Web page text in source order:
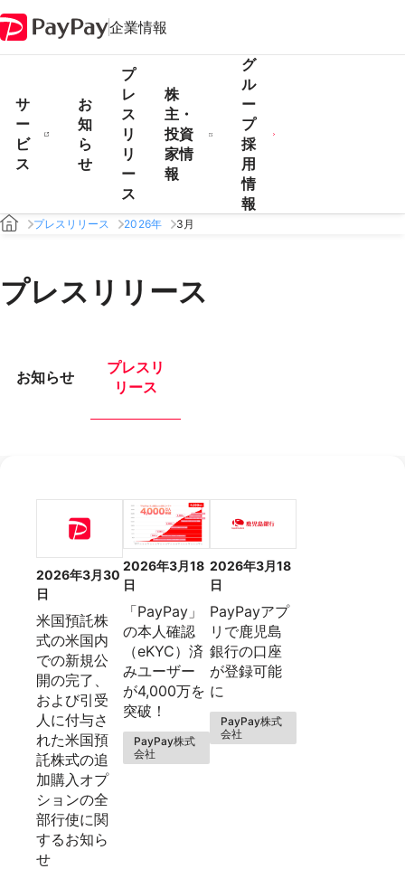
企業情報
サ
ー
ビ
ス
お
知
ら
せ
プ
レ
ス
リ
リ
ー
ス
株
主・
投資
家情
報
グ
ル
ー
プ
採
用
情
報
プレスリリース 2026年 3月
プレスリリース
お知らせ
プレスリ
リース
2026年3月30
日
米国預託株
式の米国内
での新規公
開の完了、
および引受
人に付与さ
れた米国預
託株式の追
加購入オプ
ションの全
部行使に関
するお知ら
せ
2026年3月18
日
「PayPay」
の本人確認
（eKYC）済
みユーザー
が4,000万を
突破！
PayPay株式
会社
2026年3月18
日
PayPayアプ
リで鹿児島
銀行の口座
が登録可能
に
PayPay株式
会社